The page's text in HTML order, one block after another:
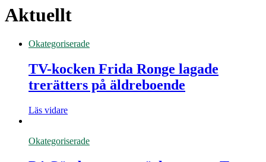
Aktuellt
Okategoriserade
TV-kocken Frida Ronge lagade
trerätters på äldreboende
Läs vidare
Okategoriserade